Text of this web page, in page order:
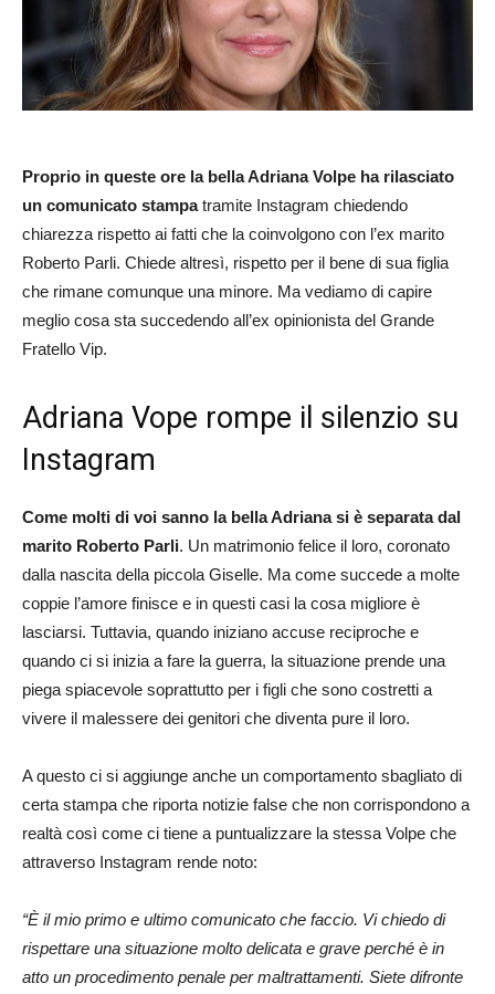
Proprio in queste ore la bella Adriana Volpe ha rilasciato
un comunicato stampatramite Instagram chiedendo
chiarezza rispetto ai fatti che la coinvolgono con l’ex marito
Roberto Parli. Chiede altresì, rispetto per il bene di sua figlia
che rimane comunque una minore. Ma vediamo di capire
meglio cosa sta succedendo all’ex opinionista del Grande
Fratello Vip.
Adriana Vope rompe il silenzio su
Instagram
Come molti di voi sanno la bella Adriana si è separata dal
marito Roberto Parli. Un matrimonio felice il loro, coronato
dalla nascita della piccola Giselle. Ma come succede a molte
coppie l’amore finisce e in questi casi la cosa migliore è
lasciarsi. Tuttavia, quando iniziano accuse reciproche e
quando ci si inizia a fare la guerra, la situazione prende una
piega spiacevole soprattutto per i figli che sono costretti a
vivere il malessere dei genitori che diventa pure il loro.
A questo ci si aggiunge anche un comportamento sbagliato di
certa stampa che riporta notizie false che non corrispondono a
realtà così come ci tiene a puntualizzare la stessa Volpe che
attraverso Instagram rende noto:
“È il mio primo e ultimo comunicato che faccio. Vi chiedo di
rispettare una situazione molto delicata e grave perché è in
atto un procedimento penale per maltrattamenti. Siete difronte